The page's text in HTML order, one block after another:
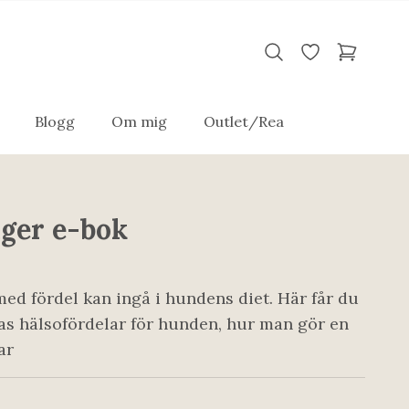
Blogg Om mig Outlet/Rea
e-bok
fördel kan ingå i hundens diet. Här får du
hälsofördelar för hunden, hur man gör en